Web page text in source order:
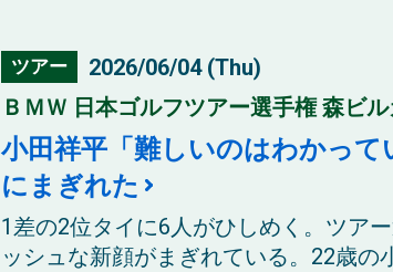
ツアー
2026/06/04 (Thu)
ＢＭＷ 日本ゴルフツアー選手権 森ビ
小田祥平「難しいのはわかっ
にまぎれた
1差の2位タイに6人がひしめく。ツア
ッシュな新顔がまぎれている。22歳の